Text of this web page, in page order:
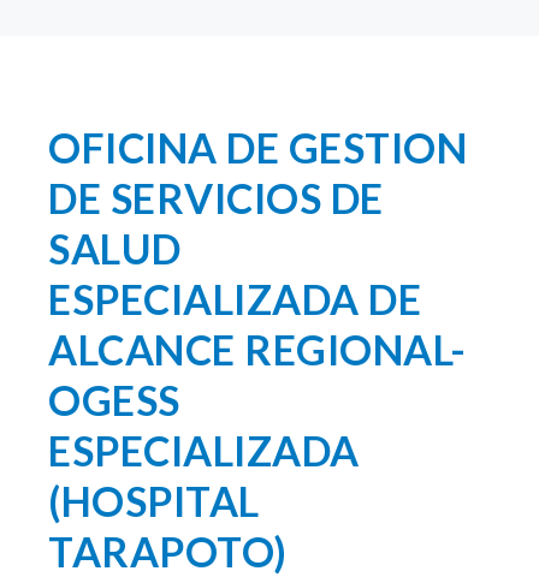
OFICINA DE GESTION
DE SERVICIOS DE
SALUD
ESPECIALIZADA DE
ALCANCE REGIONAL-
OGESS
ESPECIALIZADA
(HOSPITAL
TARAPOTO)